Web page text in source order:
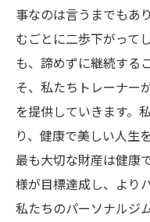
事なのは言うまでもあ
むごとに二歩下がって
も、諦めずに継続する
そ、私たちトレーナー
を提供していきます。
り、健康で美しい人生
最も大切な財産は健康
様が目標達成し、より
私たちのパーソナルジ